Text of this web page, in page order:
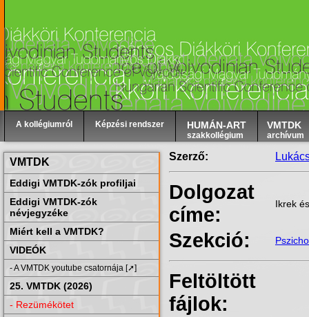
A kollégiumról Képzési rendszer HUMÁN-ART
szakkollégium
VMTDK
archívum
VMTDK
Eddigi VMTDK-zók profiljai
Eddigi VMTDK-zók
névjegyzéke
Miért kell a VMTDK?
VIDEÓK
- A VMTDK youtube csatornája [➚]
25. VMTDK (2026)
- Rezümékötet
Szerző:
Dolgozat
címe:
Ikrek
Szekció:
Feltöltött
fájlok: